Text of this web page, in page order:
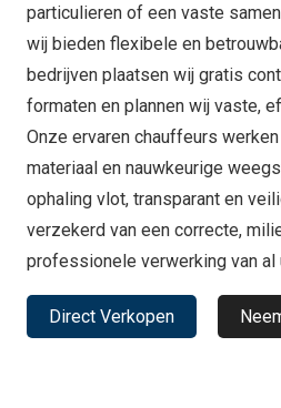
particulieren of een vaste
wij bieden flexibele en
bedrijven plaatsen wij gratis
formaten en plannen wij vaste,
Onze ervaren chauffeurs
materiaal en nauwkeurige
ophaling vlot, transparant en
verzekerd van een correcte,
professionele verwerking van al
Direct Verkopen